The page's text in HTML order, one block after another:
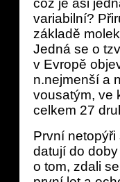
což je asi
variabilní?
základě
Jedná se o
v Evropě
n.nejmenší a
vousatým, ve
celkem 27
První netopýři
datují do
o tom, zdali